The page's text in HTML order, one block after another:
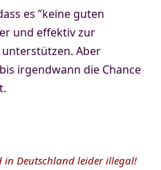
es ”keine guten
und effektiv zur
Aber
irgendwann die Chance
in Deutschland leider illegal!